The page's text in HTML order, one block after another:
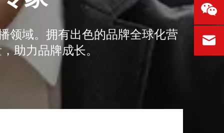
领域。拥有出色的品牌全球化营
助力品牌成长。